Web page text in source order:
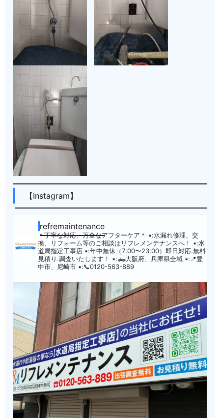
【Instagram】
refremaintenance
＊丁寧な対応、万全なアフターケア＊ ▪︎:水漏れ修理、交
換、リフォーム等のご相談はリフレメンテナンスへ！
▪︎:水
道局指定工事店 ▪︎:年中無休（7:00〜23:00）即日対応.無料
見積り.調査いたします！
▪︎:🛻大阪府、兵庫県全域 ▪︎:📍豊
中市、尼崎市 ▪︎:📞0120-563-889